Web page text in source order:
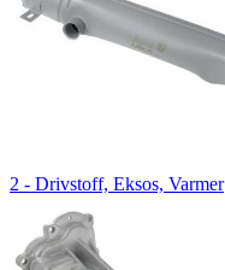
2 - Drivstoff, Eksos, Varmer